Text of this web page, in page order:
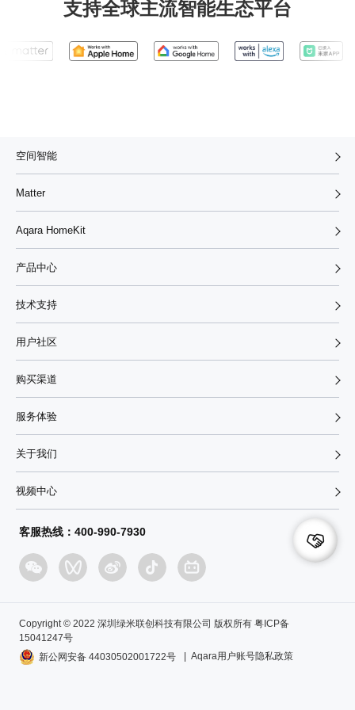
支持全球主流智能生态平台
空间智能
Matter
Aqara HomeKit
产品中心
技术支持
用户社区
购买渠道
服务体验
关于我们
视频中心
客服热线：400-990-7930
Copyright © 2022 深圳绿米联创科技有限公司 版权所有 粤ICP备
15041247号
新公网安备 44030502001722号
| Aqara用户账号隐私政策